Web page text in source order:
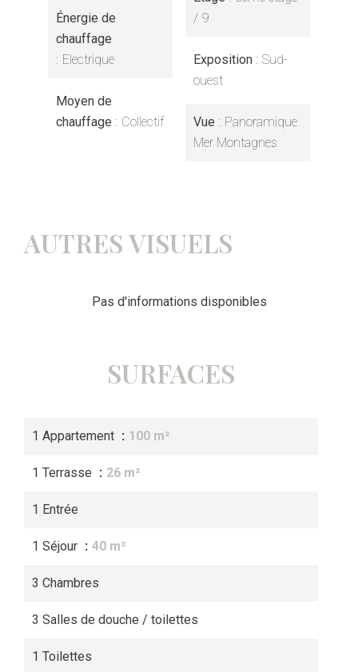
Énergie de
chauffage
Electrique
Moyen de
chauffage
Collectif
/ 9
Exposition
Sud-
ouest
Vue
Panoramique
Mer Montagnes
AUTRES VISUELS
Pas d'informations disponibles
SURFACES
1 Appartement 100 m²
1 Terrasse 26 m²
1 Entrée
1 Séjour 40 m²
3 Chambres
3 Salles de douche / toilettes
1 Toilettes